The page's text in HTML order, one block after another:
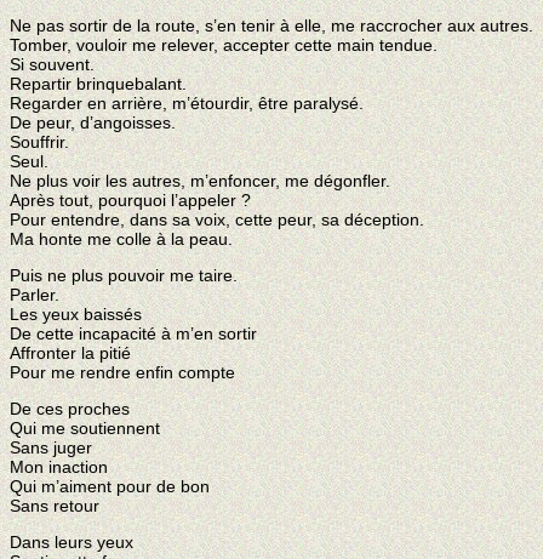
Ne pas sortir de la route, s’en tenir à elle, me raccrocher aux autres.
Tomber, vouloir me relever, accepter cette main tendue.
Si souvent.
Repartir brinquebalant.
Regarder en arrière, m’étourdir, être paralysé.
De peur, d’angoisses.
Souffrir.
Seul.
Ne plus voir les autres, m’enfoncer, me dégonfler.
Après tout, pourquoi l’appeler ?
Pour entendre, dans sa voix, cette peur, sa déception.
Ma honte me colle à la peau.
Puis ne plus pouvoir me taire.
Parler.
Les yeux baissés
De cette incapacité à m’en sortir
Affronter la pitié
Pour me rendre enfin compte
De ces proches
Qui me soutiennent
Sans juger
Mon inaction
Qui m’aiment pour de bon
Sans retour
Dans leurs yeux